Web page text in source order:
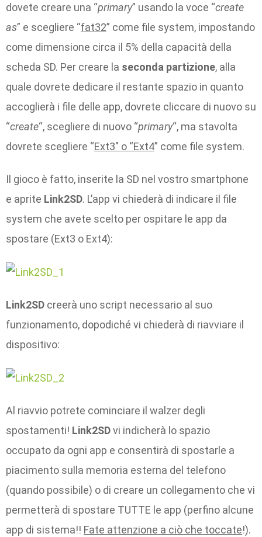
dovete creare una “primary” usando la voce “create
as” e scegliere “fat32” come file system, impostando
come dimensione circa il 5% della capacità della
scheda SD. Per creare la seconda partizione, alla
quale dovrete dedicare il restante spazio in quanto
accoglierà i file delle app, dovrete cliccare di nuovo su
“create“, scegliere di nuovo “primary“, ma stavolta
dovrete scegliere “Ext3″ o “Ext4” come file system.
Il gioco è fatto, inserite la SD nel vostro smartphone
e aprite Link2SD. L’app vi chiederà di indicare il file
system che avete scelto per ospitare le app da
spostare (Ext3 o Ext4):
Link2SD creerà uno script necessario al suo
funzionamento, dopodiché vi chiederà di riavviare il
dispositivo:
Al riavvio potrete cominciare il walzer degli
spostamenti! Link2SDvi indicherà lo spazio
occupato da ogni app e consentirà di spostarle a
piacimento sulla memoria esterna del telefono
(quando possibile) o di creare un collegamento che vi
permetterà di spostare TUTTE le app (perfino alcune
app di sistema!! Fate attenzione a ciò che toccate!).